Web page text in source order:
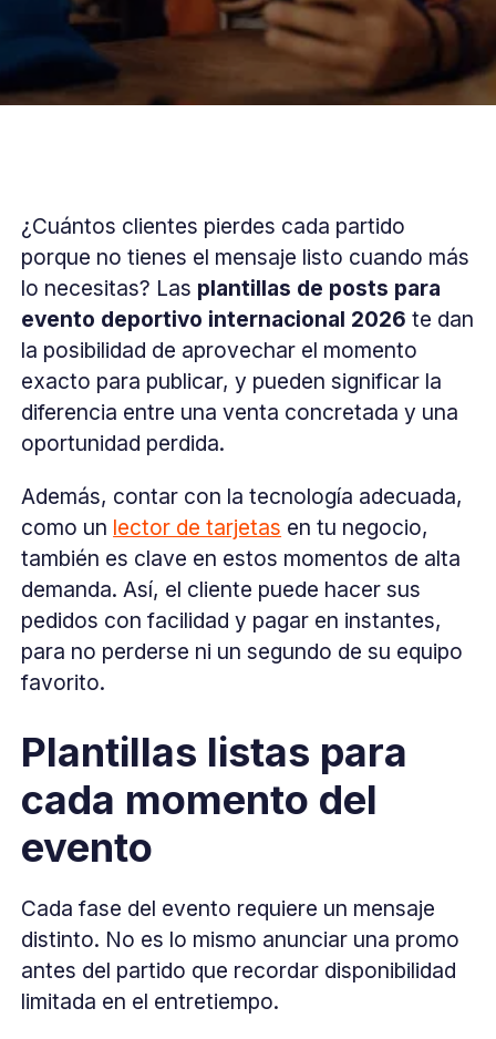
¿Cuántos clientes pierdes cada partido
porque no tienes el mensaje listo cuando más
lo necesitas? Las plantillas de posts para
evento deportivo internacional 2026te dan
la posibilidad de aprovechar el momento
exacto para publicar, y pueden significar la
diferencia entre una venta concretada y una
oportunidad perdida.
Además, contar con la tecnología adecuada,
como un lector de tarjetas en tu negocio,
también es clave en estos momentos de alta
demanda. Así, el cliente puede hacer sus
pedidos con facilidad y pagar en instantes,
para no perderse ni un segundo de su equipo
favorito.
Plantillas listas para
cada momento del
evento
Cada fase del evento requiere un mensaje
distinto. No es lo mismo anunciar una promo
antes del partido que recordar disponibilidad
limitada en el entretiempo.